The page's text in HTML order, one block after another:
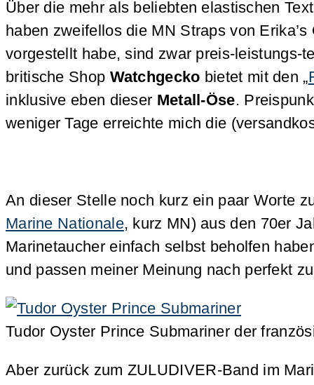
Über die mehr als beliebten elastischen
haben zweifellos die MN Straps von
vorgestellt habe, sind zwar preis-leistungs-
britische Shop Watchgecko bietet mit den „
inklusive eben dieser Metall-Öse.
weniger Tage erreichte mich die
An dieser Stelle noch kurz ein paar Worte
Marine Nationale, kurz MN) aus den 70er
Marinetaucher einfach selbst beholfen
und passen meiner Meinung nach perfekt
Tudor Oyster Prince Submariner der
Aber zurück zum ZULUDIVER-Band im